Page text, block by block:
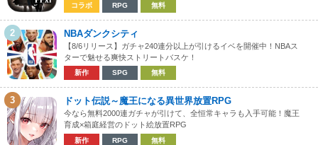
コラボ RPG 無料
2 NBAダンクシティ
【8/6リリース】ガチャ240連分以上が引けるイベを開催中！NBAス
ターで魅せる爽快ストリートバスケ！
新作 SPG 無料
3 ドット伝説～魔王になる異世界放置RPG
今なら無料2000連ガチャが引けて、全恒常キャラも入手可能！魔王
育成×箱庭経営のドット絵放置RPG
新作 RPG 無料